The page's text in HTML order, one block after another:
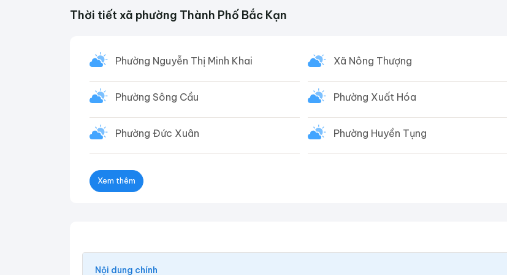
Thời tiết xã phường Thành Phố Bắc Kạn
Phường Nguyễn Thị Minh Khai
Phường Sông Cầu
Phường Đức Xuân
Xã Nông Thượng
Phường Xuất Hóa
Phường Huyền Tụng
Xem thêm
Nội dung chính